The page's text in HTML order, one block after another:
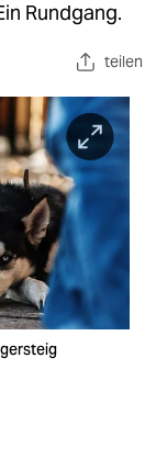
Rundgang.
teilen